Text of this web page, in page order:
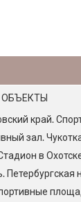
ОБЪЕКТЫ
край.
зал.
в